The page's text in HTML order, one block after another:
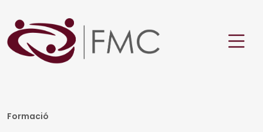
Formació